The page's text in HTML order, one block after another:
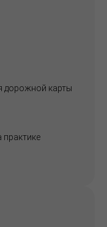
дорожной карты